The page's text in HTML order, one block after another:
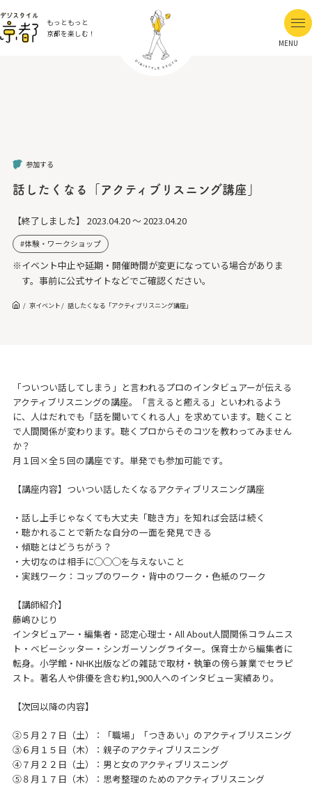
もっともっと
京都を楽しむ！
MENU
参加する
話したくなる「アクティブリスニング講座」
【終了しました】 2023.04.20 ～ 2023.04.20
体験・ワークショップ
※イベント中止や延期・開催時間が変更になっている場合がありま
す。事前に公式サイトなどでご確認ください。
京イベント 話したくなる「アクティブリスニング講座」
「ついつい話してしまう」と言われるプロのインタビュアーが伝える
アクティブリスニングの講座。「言えると癒える」といわれるよう
に、人はだれでも「話を聞いてくれる人」を求めています。聴くこと
で人間関係が変わります。聴くプロからそのコツを教わってみません
か？
月１回×全５回の講座です。単発でも参加可能です。
【講座内容】ついつい話したくなるアクティブリスニング講座
・話し上手じゃなくても大丈夫「聴き方」を知れば会話は続く
・聴かれることで新たな自分の一面を発見できる
・傾聴とはどうちがう？
・大切なのは相手に◯◯◯を与えないこと
・実践ワーク：コップのワーク・背中のワーク・色紙のワーク
【講師紹介】
藤嶋ひじり
インタビュアー・編集者・認定心理士・All About人間関係コラムニス
ト・ベビーシッター・シンガーソングライター。保育士から編集者に
転身。小学館・NHK出版などの雑誌で取材・執筆の傍ら兼業でセラピ
スト。著名人や俳優を含む約1,900人へのインタビュー実績あり。
【次回以降の内容】
②５月２７日（土）：「職場」「つきあい」のアクティブリスニング
③６月１５日（木）：親子のアクティブリスニング
④７月２２日（土）：男と女のアクティブリスニング
⑤８月１７日（木）：思考整理のためのアクティブリスニング